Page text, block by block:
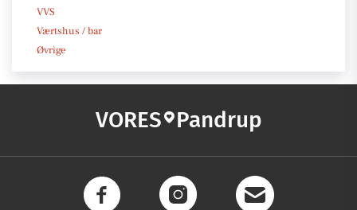
VVS
Værtshus / bar
Øvrige
VORES Pandrup